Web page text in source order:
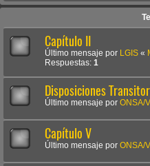
Capítulo II
Último mensaje por LGIS «
Respuestas: 1
Disposiciones
Último mensaje por ONSA/
Capítulo V
Último mensaje por ONSA/